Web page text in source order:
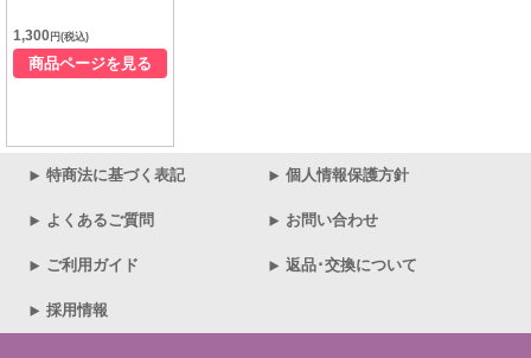
1,300 円(税込)
商品ページを見る
特商法に基づく表記 個人情報保護方針
よくあるご質問 お問い合わせ
ご利用ガイド 返品･交換について
採用情報